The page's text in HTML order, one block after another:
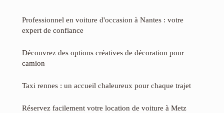
Professionnel en voiture d'occasion à Nantes : votre
expert de confiance
Découvrez des options créatives de décoration pour
camion
Taxi rennes : un accueil chaleureux pour chaque trajet
Réservez facilement votre location de voiture à Metz